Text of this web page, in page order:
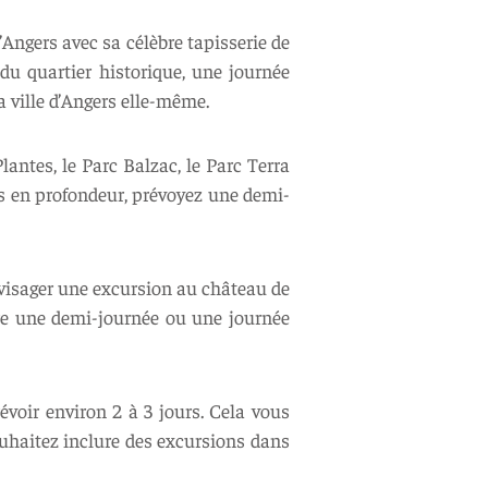
avec sa célèbre tapisserie de
quartier historique, une journée
d’Angers elle-même.
le Parc Balzac, le Parc Terra
profondeur, prévoyez une demi-
une excursion au château de
une demi-journée ou une journée
environ 2 à 3 jours. Cela vous
inclure des excursions dans